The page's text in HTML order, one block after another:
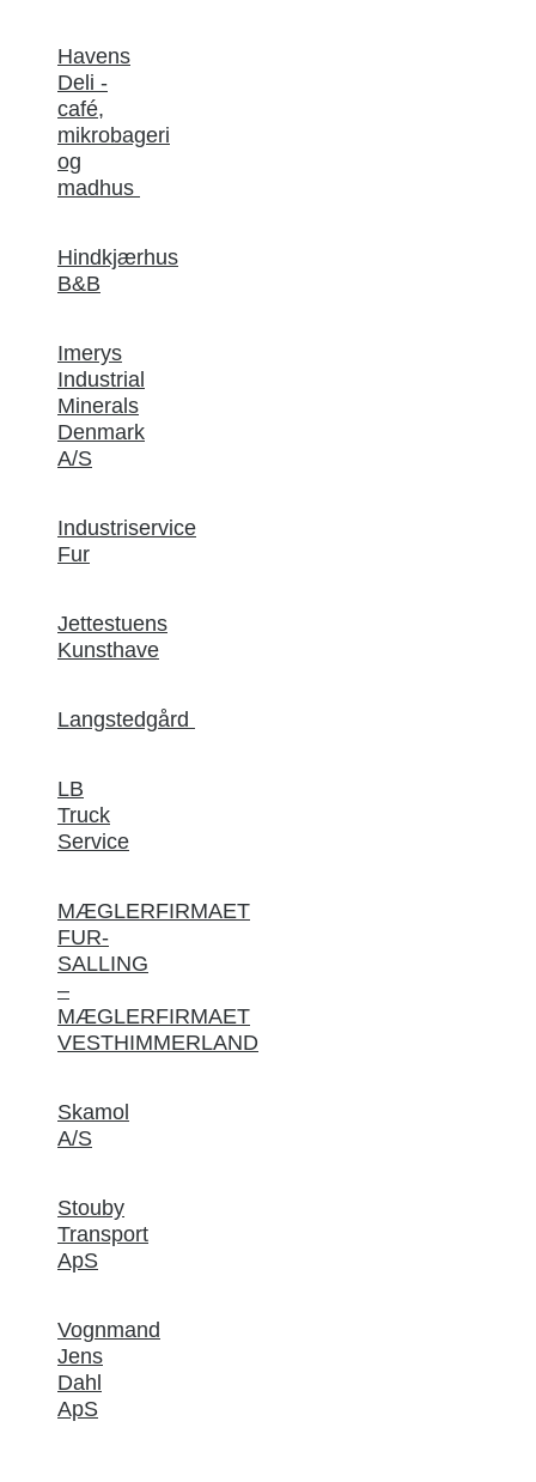
Havens
Deli -
café,
mikrobageri
og
madhus
Hindkjærhus
B&B
Imerys
Industrial
Minerals
Denmark
A/S
Industriservice
Fur
Jettestuens
Kunsthave
Langstedgård
LB
Truck
Service
MÆGLERFIRMAET
FUR-
SALLING
–
MÆGLERFIRMAET
VESTHIMMERLAND
Skamol
A/S
Stouby
Transport
ApS
Vognmand
Jens
Dahl
ApS